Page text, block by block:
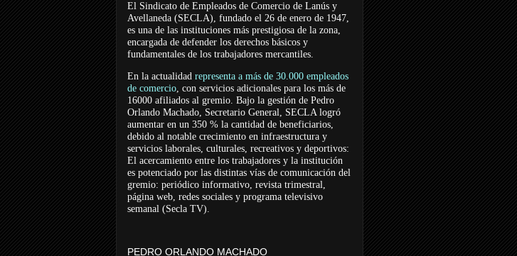
El Sindicato de Empleados de Comercio de Lanús y
Avellaneda (SECLA), fundado el 26 de enero de 1947,
es una de las instituciones más prestigiosa de la zona,
encargada de defender los derechos básicos y
fundamentales de los trabajadores mercantiles.
En la actualidad representa a más de 30.000 empleados
de comercio, con servicios adicionales para los más de
16000 afiliados al gremio. Bajo la gestión de Pedro
Orlando Machado, Secretario General, SECLA logró
aumentar en un 350 % la cantidad de beneficiarios,
debido al notable crecimiento en infraestructura y
servicios laborales, culturales, recreativos y deportivos:
El acercamiento entre los trabajadores y la institución
es potenciado por las distintas vías de comunicación del
gremio: periódico informativo, revista trimestral,
página web, redes sociales y programa televisivo
semanal (Secla TV).
PEDRO ORLANDO MACHADO